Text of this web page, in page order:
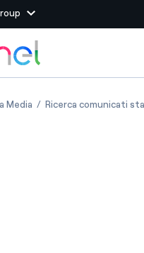
Gruppo
Power
contenuto principale
MediaENEL ED EDF
Ricerca comunicati